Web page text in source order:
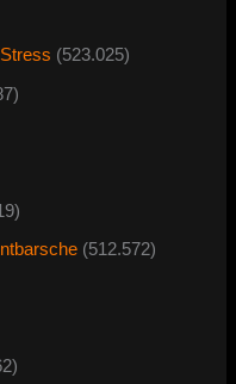
(523.025)
(512.572)